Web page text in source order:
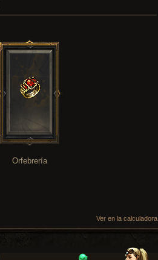
Orfebrería
Ver en la calculadora